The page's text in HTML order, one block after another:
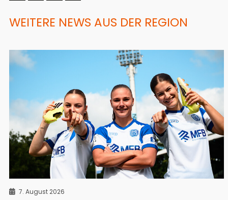
WEITERE NEWS AUS DER REGION
7. August 2026